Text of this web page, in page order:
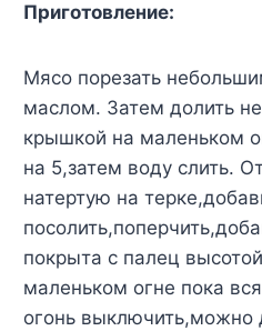
Приготовление:
Мясо порезать
маслом. Затем долить
крышкой на маленьком
на 5,затем воду слить.
натертую на
покрыта с палец
маленьком огне пока
огонь выключить,можно